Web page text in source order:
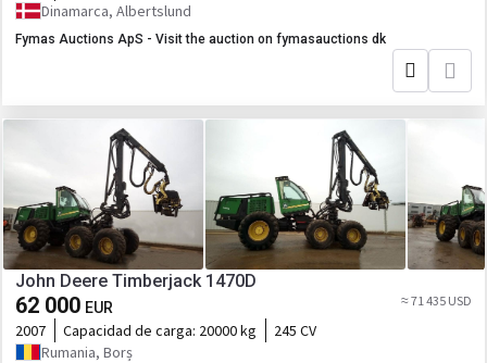
Dinamarca, Albertslund
Fymas Auctions ApS - Visit the auction on fymasauctions dk
John Deere Timberjack 1470D
62 000 EUR ≈ 71 435 USD
2007 Capacidad de carga: 20000 kg
245 CV
Rumania, Borș